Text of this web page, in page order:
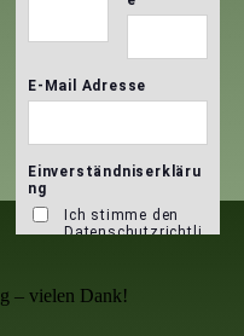
– vielen Dank!